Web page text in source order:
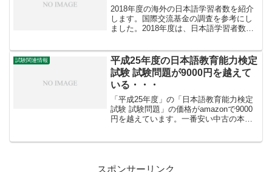
2018年度の海外の日本語学習者数を紹介
します。国際交流基金の調査を参考にし
ました。2018年度は、日本語学習者数、
学習者数は増加2018年度の海外の日本語
学習者数は3...
試験関連情報
平成25年度の日本語教育能力検定
試験 試験問題が9000円を越えて
いる・・・
「平成25年度」の「日本語教育能力検定
試験 試験問題」の価格がamazonで9000
円を越えています。一番安い中古の本で
スポンサーリンク